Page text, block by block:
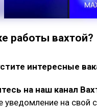
работы вахтой?
интересные
на наш канал
уведомление на свой